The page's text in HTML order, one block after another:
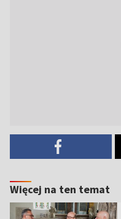
Więcej na ten temat